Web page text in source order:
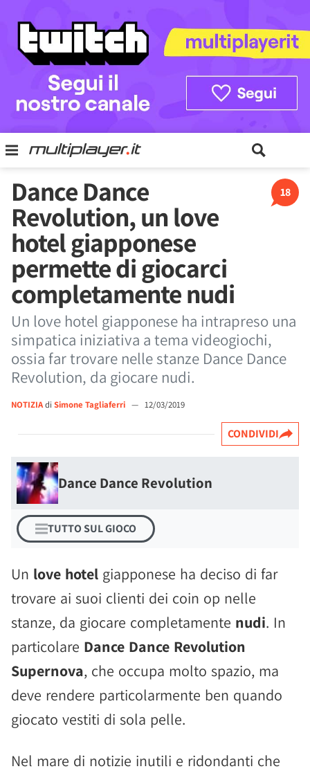
18
Dance Dance
Revolution, un love
hotel giapponese
permette di giocarci
completamente nudi
Un love hotel giapponese ha intrapreso una
simpatica iniziativa a tema videogiochi,
ossia far trovare nelle stanze Dance Dance
Revolution, da giocare nudi.
NOTIZIAdi Simone Tagliaferri — 12/03/2019
CONDIVIDI
Dance Dance Revolution
TUTTO SUL GIOCO
Un love hotel giapponese ha deciso di far
trovare ai suoi clienti dei coin op nelle
stanze, da giocare completamente nudi. In
particolare Dance Dance Revolution
Supernova, che occupa molto spazio, ma
deve rendere particolarmente ben quando
giocato vestiti di sola pelle.
Nel mare di notizie inutili e ridondanti che